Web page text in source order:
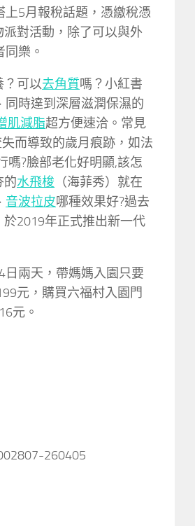
5月報稅話題，憑繳稅憑
對活動，除了可以與外
樂。
？可以去角質嗎？小紅書
同時達到深層滋潤保濕的
肌減脂超方便速洽。常見
而導致的歲月痕跡，如法
嗎?臉部老化好明顯,該怎
的水飛梭 （海菲秀）就在
音波拉皮哪種效果好?過去
於2019年正式推出新一代
兩天，帶媽媽入園只要
元，購買六福村入園門
元。
260405